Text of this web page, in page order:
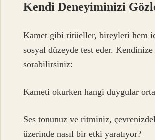
Kendi Deneyiminizi
Kamet gibi ritüeller, bireyleri hem
sosyal düzeyde test eder. Kendinize
sorabilirsiniz:
Kameti okurken hangi duygular
Ses tonunuz ve ritminiz,
üzerinde nasıl bir etki yaratıyor?